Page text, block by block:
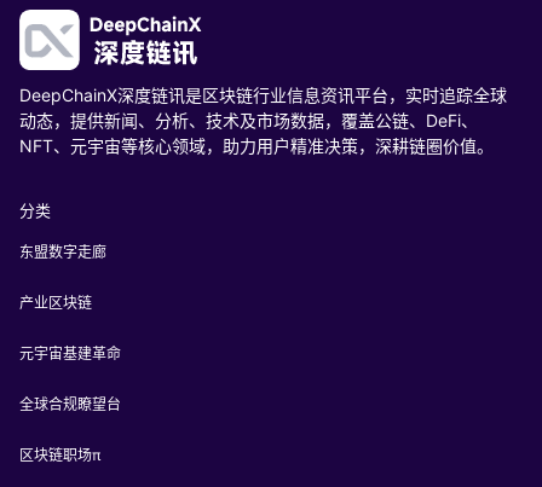
DeepChainX深度链讯是区块链行业信息资讯平台，实时追踪全球
动态，提供新闻、分析、技术及市场数据，覆盖公链、DeFi、
NFT、元宇宙等核心领域，助力用户精准决策，深耕链圈价值。
分类
东盟数字走廊
产业区块链
元宇宙基建革命
全球合规瞭望台
区块链职场π